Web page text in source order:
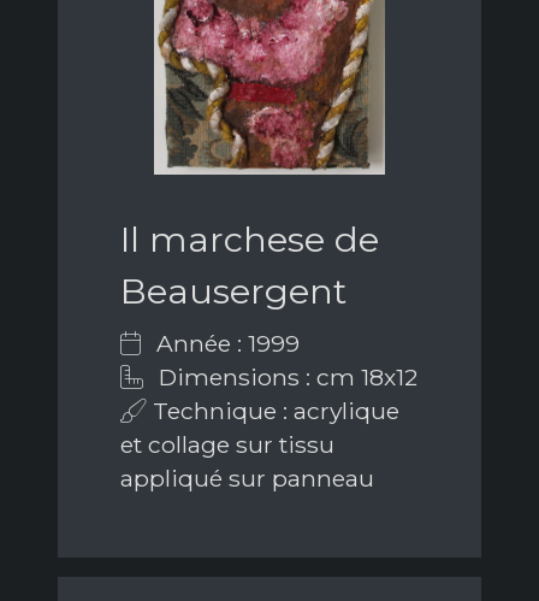
Il marchese de
Beausergent
Année : 1999
Dimensions : cm 18x12
Technique : acrylique
et collage sur tissu
appliqué sur panneau